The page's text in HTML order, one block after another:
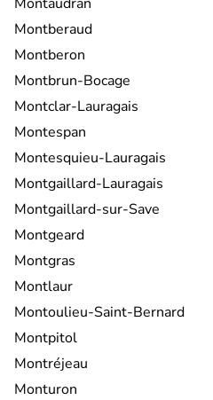
Montberaud
Montberon
Montbrun-Bocage
Montclar-Lauragais
Montespan
Montesquieu-Lauragais
Montgaillard-Lauragais
Montgaillard-sur-Save
Montgeard
Montgras
Montlaur
Montoulieu-Saint-Bernard
Montpitol
Montréjeau
Monturon